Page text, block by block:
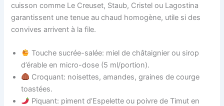
cuisson comme Le Creuset, Staub, Cristel ou Lagostina
garantissent une tenue au chaud homogène, utile si des
convives arrivent à la file.
Touche sucrée-salée: miel de châtaignier ou sirop
d’érable en micro-dose (5 ml/portion).
Croquant: noisettes, amandes, graines de courge
toastées.
Piquant: piment d’Espelette ou poivre de Timut en